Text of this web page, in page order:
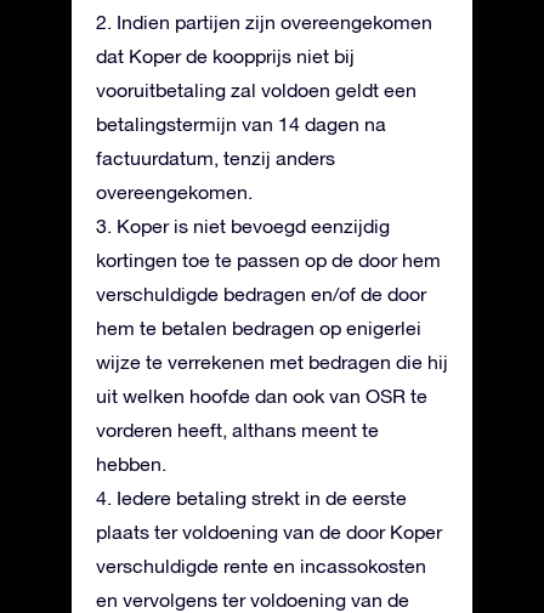
2. Indien partijen zijn overeengekomen
dat Koper de koopprijs niet bij
vooruitbetaling zal voldoen geldt een
betalingstermijn van 14 dagen na
factuurdatum, tenzij anders
overeengekomen.
3. Koper is niet bevoegd eenzijdig
kortingen toe te passen op de door hem
verschuldigde bedragen en/of de door
hem te betalen bedragen op enigerlei
wijze te verrekenen met bedragen die hij
uit welken hoofde dan ook van OSR te
vorderen heeft, althans meent te
hebben.
4. Iedere betaling strekt in de eerste
plaats ter voldoening van de door Koper
verschuldigde rente en incassokosten
en vervolgens ter voldoening van de